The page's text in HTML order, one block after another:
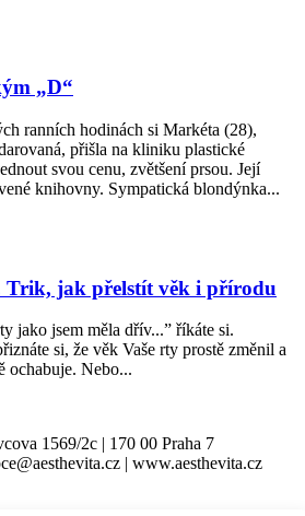
„D“
ranních hodinách si Markéta (28),
přišla na kliniku plastické
svou cenu, zvětšení prsou. Její
knihovny. Sympatická blondýnka...
jak přelstít věk i přírodu
jako jsem měla dřív...” říkáte si.
si, že věk Vaše rty prostě změnil a
ochabuje. Nebo...
1569/2c | 170 00 Praha 7
| www.aesthevita.cz